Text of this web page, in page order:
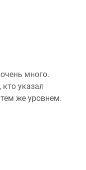
много.
указал
же уровнем.